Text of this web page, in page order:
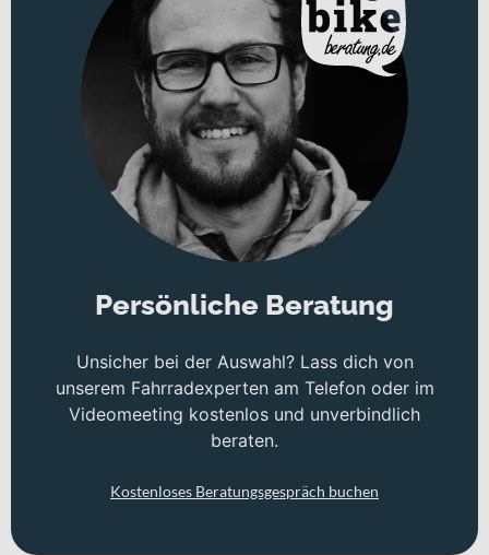
Persönliche Beratung
Unsicher bei der Auswahl? Lass dich von
unserem Fahrradexperten am Telefon oder im
Videomeeting kostenlos und unverbindlich
beraten.
Kostenloses Beratungsgespräch buchen